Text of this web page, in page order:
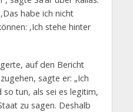
habe ich nicht
‚Ich stehe hinter
auf den Bericht
sagte er: „Ich
so tun, als sei es legitim,
zu sagen. Deshalb